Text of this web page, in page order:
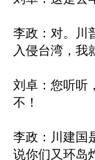
李政：对。川
入侵台湾，我
刘卓：您听听
不！
李政：川建国
说你们又环岛